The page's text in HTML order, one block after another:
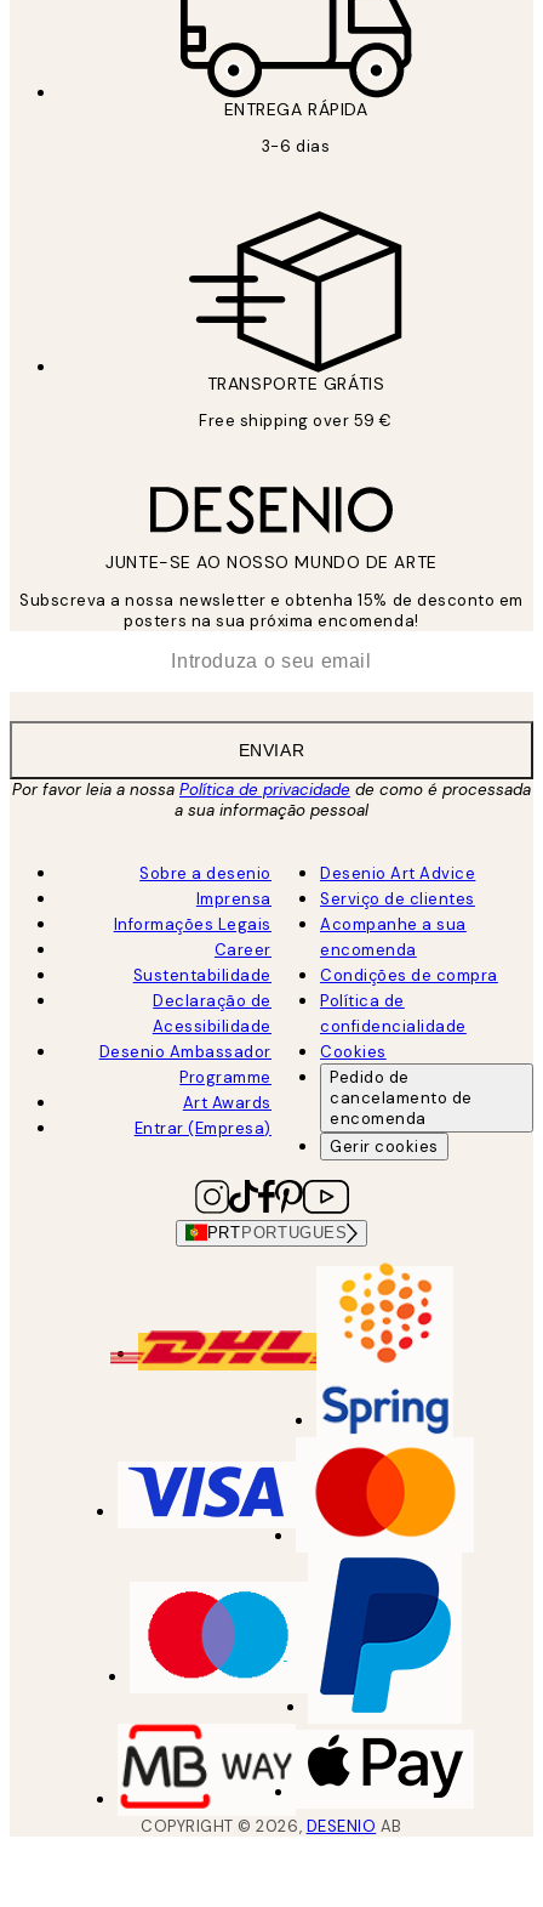
ENTREGA RÁPIDA
3-6 dias
TRANSPORTE GRÁTIS
Free shipping over 59 €
JUNTE-SE AO NOSSO MUNDO DE ARTE
Subscreva a nossa newsletter e obtenha 15% de desconto em
posters na sua próxima encomenda!
ENVIAR
Por favor leia a nossa Política de privacidade de como é processada
a sua informação pessoal
Sobre a desenio
Imprensa
Informações Legais
Career
Sustentabilidade
Declaração de
Acessibilidade
Desenio Ambassador
Programme
Art Awards
Entrar (Empresa)
Desenio Art Advice
Serviço de clientes
Acompanhe a sua
encomenda
Condições de compra
Política de
confidencialidade
Cookies
Pedido de
cancelamento de
encomenda
Gerir cookies
PRT PORTUGUES
COPYRIGHT ©2026, DESENIO AB